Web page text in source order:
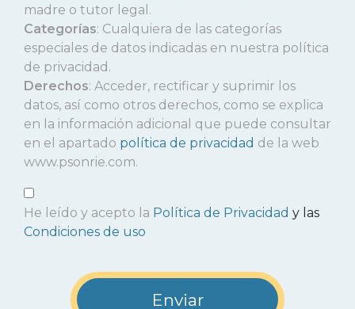
madre o tutor legal.
Categorías: Cualquiera de las categorías
especiales de datos indicadas en nuestra política
de privacidad.
Derechos: Acceder, rectificar y suprimir los
datos, así como otros derechos, como se explica
en la información adicional que puede consultar
en el apartado política de privacidad de la web
www.psonrie.com.
He leído y acepto la Política de Privacidad y las
Condiciones de uso